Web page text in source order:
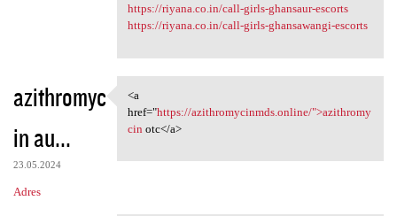
https://riyana.co.in/call-girls-ghansaur-escorts
https://riyana.co.in/call-girls-ghansawangi-escorts
azithromyc
in au...
23.05.2024
Adres
<a href="https:/
<a
href="https://azithromycinmds.online/">azithromy
cin otc</a>